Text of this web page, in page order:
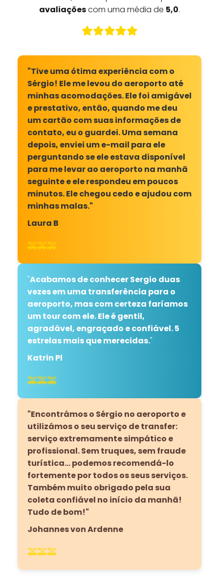
avaliaçõescom uma média de 5,0.
"Tive uma ótima experiência com o
Sérgio! Ele me levou do aeroporto até
minhas acomodações. Ele foi amigável
e prestativo, então, quando me deu
um cartão com suas informações de
contato, eu o guardei. Uma semana
depois, enviei um e-mail para ele
perguntando se ele estava disponível
para me levar ao aeroporto na manhã
seguinte e ele respondeu em poucos
minutos. Ele chegou cedo e ajudou com
minhas malas."
Laura B
🚕🚕🚕
"Acabamos de conhecer Sergio duas
vezes em uma transferência para o
aeroporto, mas com certeza faríamos
um tour com ele. Ele é gentil,
agradável, engraçado e confiável. 5
estrelas mais que merecidas."
Katrin Pl
🚕🚕🚕
"Encontrámos o Sérgio no aeroporto e
utilizámos o seu serviço de transfer:
serviço extremamente simpático e
profissional. Sem truques, sem fraude
turística… podemos recomendá-lo
fortemente por todos os seus serviços.
Também muito obrigado pela sua
coleta confiável no início da manhã!
Tudo de bom!"
Johannes von Ardenne
🚕🚕🚕